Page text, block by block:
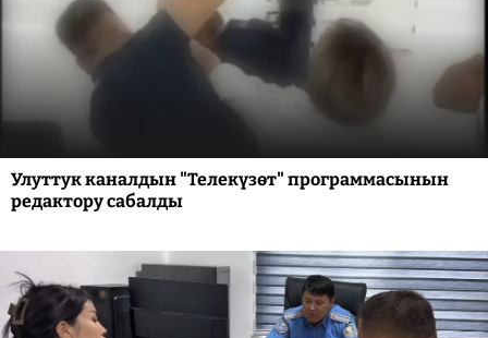
Улуттук каналдын "Телекүзөт" программасынын
редактору сабалды